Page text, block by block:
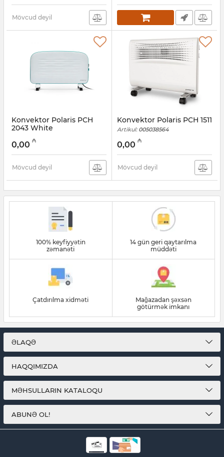
Mövcud deyil
Konvektor Polaris PСH
2043 White
005038565
0,00 ₼
Mövcud deyil
Konvektor Polaris PCH 1511
Artikul: 005038564
0,00 ₼
Mövcud deyil
100% keyfiyyətin
zəmanəti
14 gün geri qaytarılma
müddəti
Çatdırılma xidməti
Mağazadan şəxsən
götürmək imkanı
ƏLAQƏ
HAQQIMIZDA
MƏHSULLARIN KATALOQU
ABUNƏ OL!